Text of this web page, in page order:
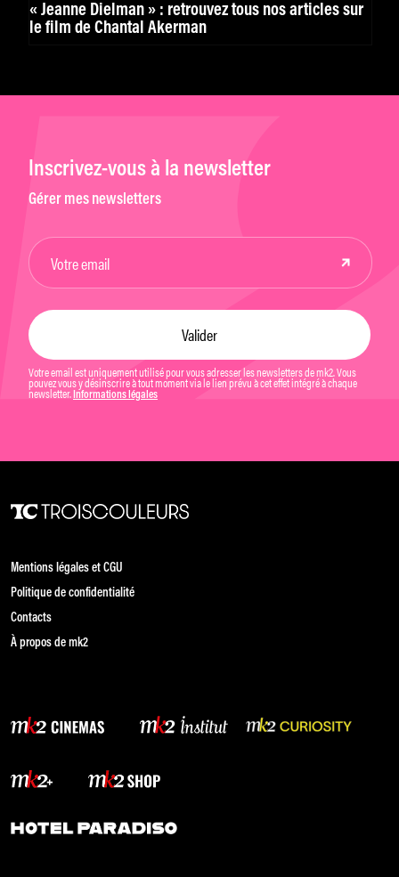
« Jeanne Dielman » : retrouvez tous nos articles sur
le film de Chantal Akerman
Inscrivez-vous à la newsletter
Gérer mes newsletters
Votre email est uniquement utilisé pour vous adresser les newsletters de mk2. Vous
pouvez vous y désinscrire à tout moment via le lien prévu à cet effet intégré à chaque
newsletter. Informations légales
Mentions légales et CGU
Politique de confidentialité
Contacts
À propos de mk2